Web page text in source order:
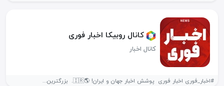
کانال روبیکا اخبار فوری
کانال اخبار
#اخبار_فوری اخبار فوری ‌ پوشش اخبار جهان و ایران! 🌎🇮🇷. ‌ بزرگترین...